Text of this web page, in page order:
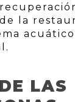
la
LAS